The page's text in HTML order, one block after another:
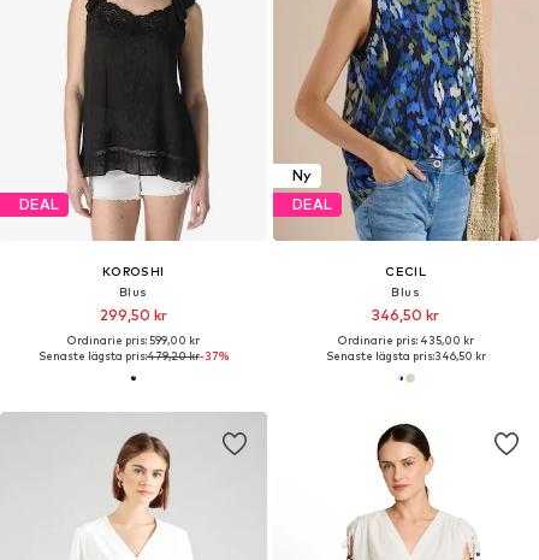
DEAL
KOROSHI
Blus
299,50 kr
Ordinarie pris: 599,00 kr
Senaste lägsta pris:479,20 kr-37%
Ny
DEAL
CECIL
Blus
346,50 kr
Ordinarie pris: 435,00 kr
Senaste lägsta pris:346,50 kr